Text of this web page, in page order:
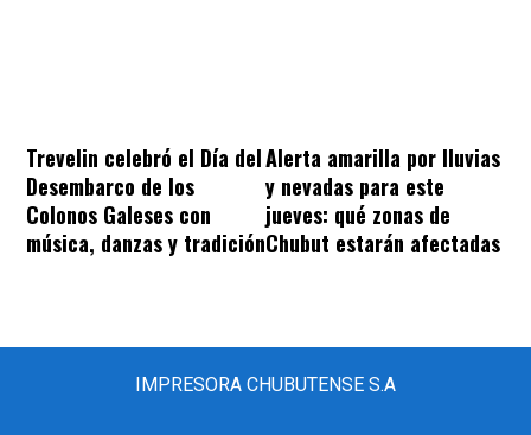
Trevelin celebró el Día del
Desembarco de los
Colonos Galeses con
música, danzas y tradición
Alerta amarilla por lluvias
y nevadas para este
jueves: qué zonas de
Chubut estarán afectadas
IMPRESORA CHUBUTENSE S.A